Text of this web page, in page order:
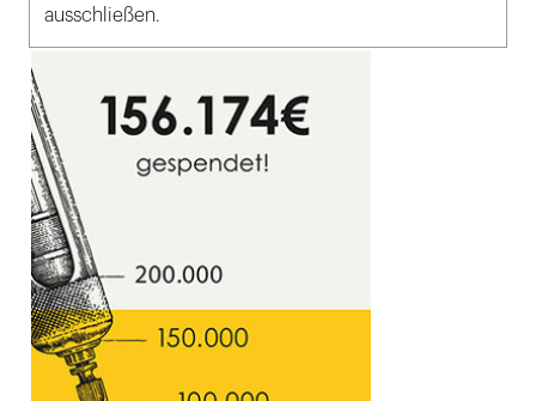
ausschließen.